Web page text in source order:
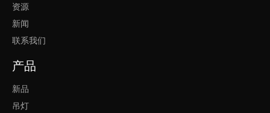
实用新型专利 - 一种安装便捷式照明灯
包装测试
资源
新闻
联系我们
产品
新品
吊灯